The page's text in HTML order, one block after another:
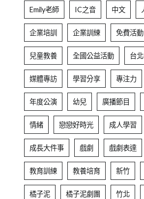
Emily老師 IC之音 中文
企業培訓 企業訓練 免費活動
兒童教養 全國公益活動 台
媒體專訪 學習分享 專注力
年度公演 幼兒 廣播節目
情緒 戀戀好時光 成人學習
成長大件事 戲劇 戲劇表達
教育訓練 教養培育 新竹
橘子泥 橘子泥劇團 竹北